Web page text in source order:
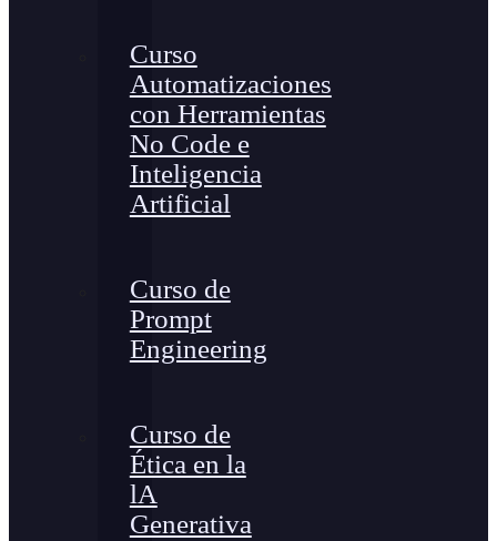
Curso
Automatizaciones
con Herramientas
No Code e
Inteligencia
Artificial
Curso de
Prompt
Engineering
Curso de
Ética en la
lA
Generativa